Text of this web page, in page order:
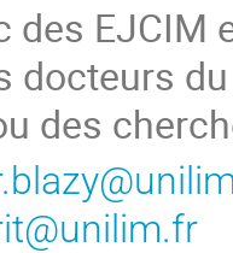
des EJCIM
docteurs
des